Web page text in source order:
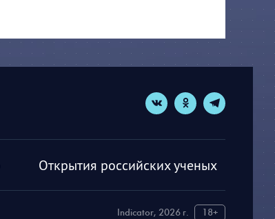
Открытия российских ученых
Indicator, 2026 г. 18+